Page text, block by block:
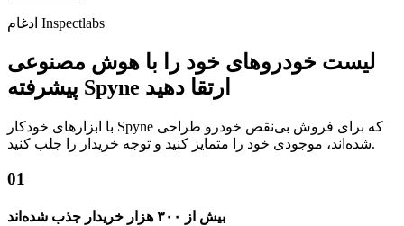
ادغام Inspectlabs
لیست خودروهای خود را با هوش مصنوعی
پیشرفته Spyne ارتقا دهید
با ابزارهای خودکار Spyne که برای فروش بی‌نقص خودرو طراحی
شده‌اند، موجودی خود را متمایز کنید و توجه خریدار را جلب کنید.
01
بیش از ۳۰۰ هزار خریدار جذب شده‌اند